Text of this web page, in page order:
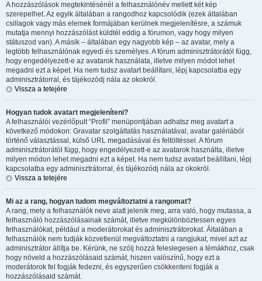
A hozzászólások megtekintésénél a felhasználónév mellett két kép
szerepelhet. Az egyik általában a rangodhoz kapcsolódik (ezek általában
csillagok vagy más elemek formájában kerülnek megjelenítésre, a számuk
mutatja mennyi hozzászólást küldtél eddig a fórumon, vagy hogy milyen
státuszod van). A másik – általában egy nagyobb kép – az avatar, mely a
legtöbb felhasználónak egyedi és személyes. A fórum adminisztrátorától függ,
hogy engedélyezett-e az avatarok használata, illetve milyen módot lehet
megadni ezt a képet. Ha nem tudsz avatart beállítani, lépj kapcsolatba egy
adminisztrátorral, és tájékozódj nála az okokról.
Vissza a tetejére
Hogyan tudok avatart megjeleníteni?
A felhasználói vezérlőpult “Profil” menüpontjában adhatsz meg avatart a
következő módokon: Gravatar szolgáltatás használatával, avatar galériából
történő választással, külső URL megadásával és feltöltéssel. A fórum
adminisztrátorától függ, hogy engedélyezett-e az avatarok használta, illetve
milyen módon lehet megadni ezt a képet. Ha nem tudsz avatart beállítani, lépj
kapcsolatba egy adminisztrátorral, és tájékozódj nála az okokról.
Vissza a tetejére
Mi az a rang, hogyan tudom megváltoztatni a rangomat?
A rang, mely a felhasználók neve alatt jelenik meg, arra való, hogy mutassa, a
felhasználó hozzászólásainak számát, illetve megkülönböztessen egyes
felhasználókat, például a moderátorokat és adminisztrátorokat. Általában a
felhasználók nem tudják közvetlenül megváltoztatni a rangjukat, mivel azt az
adminisztrátor állítja be. Kérünk, ne szólj hozzá feleslegesen a témákhoz, csak
hogy növeld a hozzászólásaid számát, hiszen valószínű, hogy ezt a
moderátorok fel fogják fedezni, és egyszerűen csökkenteni fogják a
hozzászólásaid számát.